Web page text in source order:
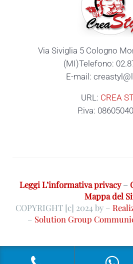
Via Siviglia 5 Cologno
(MI)Telefono:
E-mail:
URL: CREA
P.iva:
Leggi L’informativa privacy–
Mappa del
COPYRIGHT [c] 2024 by –
– Solution Group